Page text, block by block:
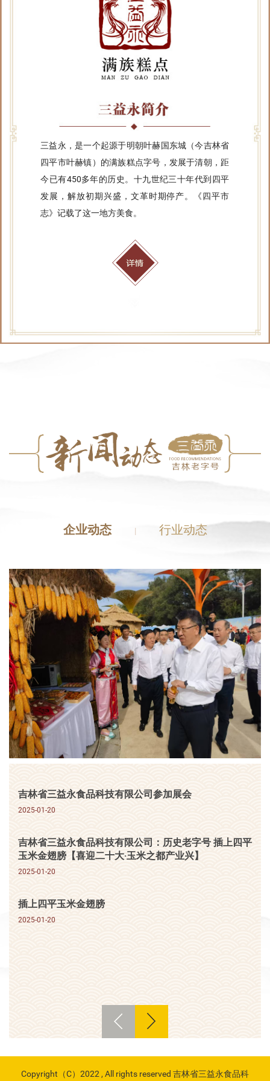
三益永，是一个起源于明朝叶赫国东城（今吉林省
四平市叶赫镇）的满族糕点字号，发展于清朝，距
今已有450多年的历史。十九世纪三十年代到四平
发展，解放初期兴盛，文革时期停产。《四平市
志》记载了这一地方美食。
企业动态 | 行业动态
吉林省三益永食品科技有限公司参加展会
2025-01-20
吉林省三益永食品科技有限公司：历史老字号 插上四平
玉米金翅膀【喜迎二十大·玉米之都产业兴】
2025-01-20
插上四平玉米金翅膀
2025-01-20
Copyright（C）2022 , All rights reserved 吉林省三益永食品科